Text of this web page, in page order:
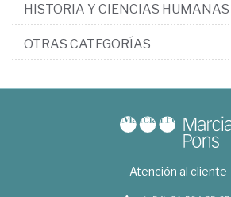
HISTORIA Y CIENCIAS HUMANAS
OTRAS CATEGORÍAS
Atención al cliente